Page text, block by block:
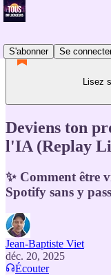
S'abonner
Se
Lisez
Deviens ton
l'IA (Replay
✨ Comment être
Spotify sans y
Jean-Baptiste Viet
déc. 20, 2025
Écouter